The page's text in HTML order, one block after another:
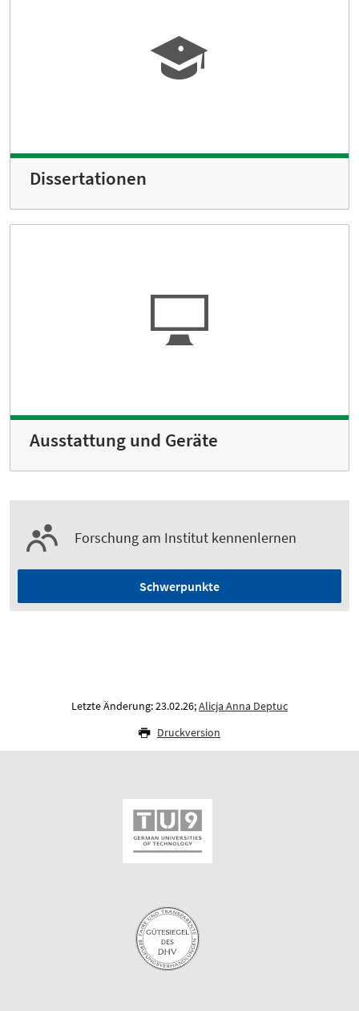
Dissertationen
Ausstattung und Geräte
Forschung am Institut kennenlernen
Schwerpunkte
Letzte Änderung: 23.02.26;Alicja Anna Deptuc
Druckversion